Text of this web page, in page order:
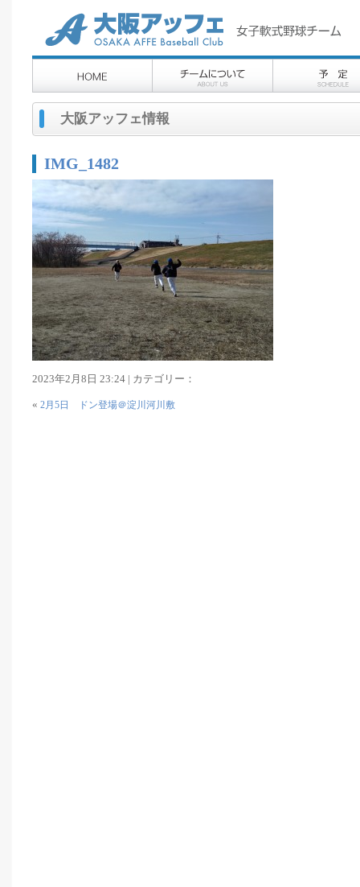
大阪アッフェ情報
IMG_1482
2023年2月8日 23:24 | カテゴリー：
« 2月5日 ドン登場＠淀川河川敷